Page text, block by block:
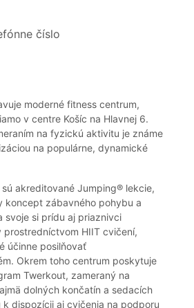
číslo
moderné fitness centrum,
v centre Košíc na Hlavnej 6.
na fyzickú aktivitu je známe
na populárne, dynamické
akreditované Jumping® lekcie,
koncept zábavného pohybu a
svoje si prídu aj priaznivci
HIIT cvičení,
účinne posilňovať
Okrem toho centrum poskytuje
Twerkout, zameraný na
dolných končatín a sedacích
k dispozícii aj cvičenia na podporu